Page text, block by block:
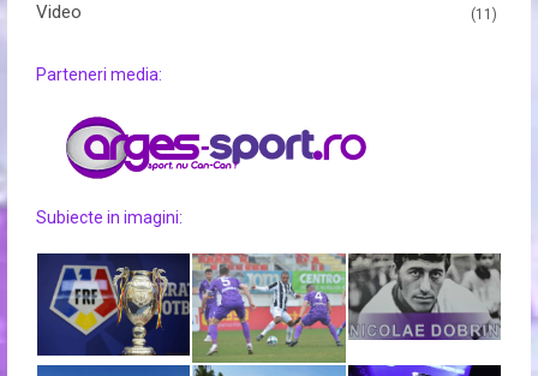
Video (11)
Parteneri media:
Subiecte in imagini: